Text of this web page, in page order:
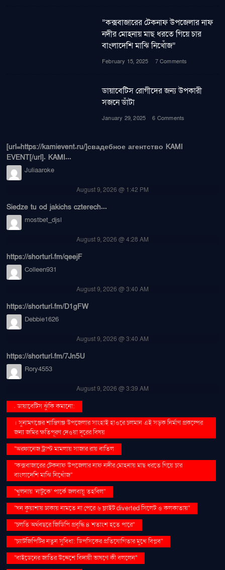
”কক্সবাজারের টেকনাফ উপজেলার নাফ
নদীর মোহনায় মাছ ধরতে গিয়ে চার
বাংলাদেশি মাঝি নিখোঁজ”
February 15, 2025 7 Comments
ডায়াবেটিস রোগীদের জন্য উপকারী
সজনে ডাঁটা
January 29, 2025 6 Comments
[url=https://kamievent.ru/]свадебное агентство KAMI
EVENT[/url]. KAMI...
Juliaaroke
August 9, 2026 @ 1:42 PM
Siedze tu od jakichs czterech...
mostbet_djsl
August 9, 2026 @ 4:28 AM
https://shorturl.fm/qeejF
Colleen931
August 9, 2026 @ 3:40 AM
https://shorturl.fm/D1gFW
Debbie1626
August 9, 2026 @ 3:40 AM
https://shorturl.fm/7Jn5U
Rory4553
August 9, 2026 @ 3:39 AM
. ডায়াবেটিস ঝুঁকি কমানো:
। সুনামগঞ্জের শান্তিগঞ্জ উপজেলার সাংহাই হাওরে চলমান এই সড়ক নির্মাণ প্রকল্পের
জন্য জমির ক্ষতিপূরণ দেওয়া দূরের বিষয়
''অরফানেজ ট্রাস্ট মামলায় সাজার রায় বাতিল
''কক্সবাজারের টেকনাফ উপজেলার নাফ নদীর মোহনায় মাছ ধরতে গিয়ে চার
বাংলাদেশি মাঝি নিখোঁজ''
''খুলনায় ‘নাটুকে’ পার্কে জলবায়ু তহবিল''
''ঘন কুয়াশায় ঢাকায় নামতে না পেরে ৬ ফ্লাইট diverted সিলেট ও কলকাতায়''
''চলতি অর্থবছরে জিডিপি প্রবৃদ্ধি ৪ শতাংশ হতে পারে''
''চ্যাটজিপিটির নতুন সুবিধা: ডিপসিকের প্রতিযোগিতার মুখে বিপ্লব''
''বাইডেনের জাতির উদ্দেশে বিদায়ী ভাষণে কী বললেন''